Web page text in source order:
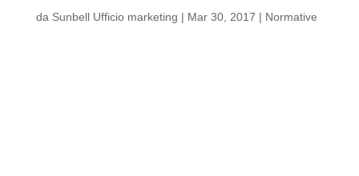
da Sunbell Ufficio marketing | Mar 30, 2017 | Normative